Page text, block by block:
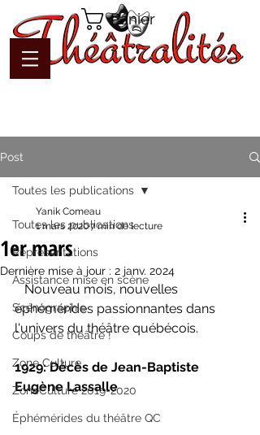
Panier
Post
Toutes les publications
Représentations
Assistance mise en scène
Scénographie
Coups de théâtre !
Zone Culture
ZoneCulture 2019-2020
Éphémérides du théâtre QC
Toutes les publications
1er mars
Yanik Comeau
1 mars 20207 min de lecture
Dernière mise à jour : 2 janv. 2024
   Nouveau mois, nouvelles
éphémérides passionnantes dans
l'univers du théâtre québécois.
1929: Décès de Jean-Baptiste
Eugène Lassalle